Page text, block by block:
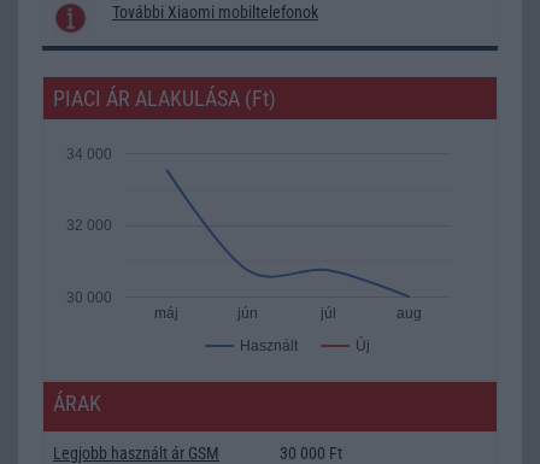
További Xiaomi mobiltelefonok
PIACI ÁR ALAKULÁSA (Ft)
Használt Új
máj jún júl aug
30 000
32 000
34 000
ÁRAK
Legjobb használt ár GSM
30 000 Ft